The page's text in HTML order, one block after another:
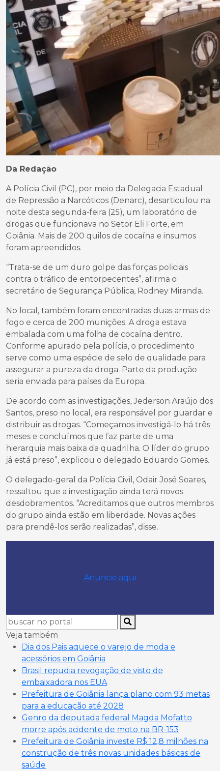
Da Redação
A Polícia Civil (PC), por meio da Delegacia Estadual
de Repressão a Narcóticos (Denarc), desarticulou na
noite desta segunda-feira (25), um laboratório de
drogas que funcionava no Setor Eli Forte, em
Goiânia. Mais de 200 quilos de cocaína e insumos
foram apreendidos.
“Trata-se de um duro golpe das forças policiais
contra o tráfico de entorpecentes”, afirma o
secretário de Segurança Pública, Rodney Miranda.
No local, também foram encontradas duas armas de
fogo e cerca de 200 munições. A droga estava
embalada com uma folha de cocaína dentro.
Conforme apurado pela polícia, o procedimento
serve como uma espécie de selo de qualidade para
assegurar a pureza da droga. Parte da produção
seria enviada para países da Europa.
De acordo com as investigações, Jederson Araújo dos
Santos, preso no local, era responsável por guardar e
distribuir as drogas. “Começamos investigá-lo há três
meses e concluímos que faz parte de uma
hierarquia mais baixa da quadrilha. O líder do grupo
já está preso”, explicou o delegado Eduardo Gomes.
O delegado-geral da Polícia Civil, Odair José Soares,
ressaltou que a investigação ainda terá novos
desdobramentos. “Acreditamos que outros membros
do grupo ainda estão em liberdade. Novas ações
para prendê-los serão realizadas”, disse.
Anuncie aqui
Veja também
Dia dos Pais aquece o varejo de moda e
acessórios em Goiânia
Brasil repudia revogação de visto de
embaixadora nos EUA
Prefeitura de Goiânia lança plano com 93 metas
para a educação até 2028
Genro da deputada federal Magda Mofatto
morre após acidente de moto na BR-153
Prefeitura de Goiânia investe R$ 12,8 milhões na
construção de três novas unidades básicas de
saúde